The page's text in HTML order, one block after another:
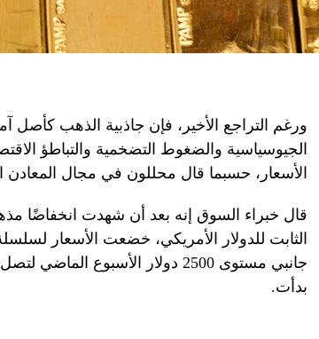
ورغم التراجع الأخير، فإن جاذبية الذهب كأصل
الجيوسياسية والضغوط التضخمية والتباطؤ
الأسعار، حسبما قال محللون في مجال المعادن
قال خبراء السوق إنه بعد أن شهدت انخفاضًا
الثابت للدولار الأمريكي، خضعت الأسعار
جانبي مستوى 2500 دولار الأسبوع
بدأت.